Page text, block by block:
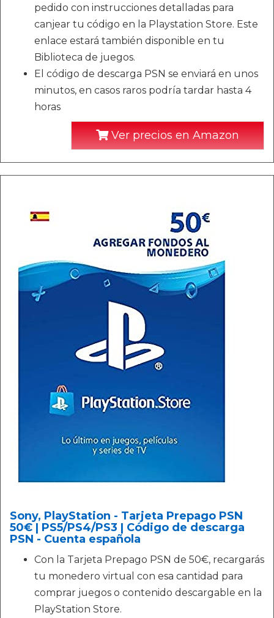
pedido con instrucciones detalladas para
canjear tu código en la Playstation Store. Este
enlace estará también disponible en tu
Biblioteca de juegos.
El código de descarga PSN se enviará en unos
minutos, en casos raros podría tardar hasta 4
horas
Ver precios en Amazon
Sony, PlayStation - Tarjeta Prepago PSN
50€ | PS5/PS4/PS3 | Código de descarga
PSN - Cuenta española
Con la Tarjeta Prepago PSN de 50€, recargarás
tu monedero virtual con esa cantidad para
comprar juegos o contenido descargable en la
PlayStation Store.